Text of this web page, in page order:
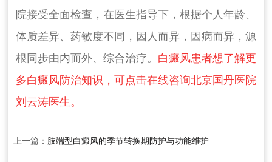
院接受全面检查，在医生指导下，根据个人年龄、
体质差异、药敏度不同，因人而异，因病而异，源
根同步由内而外、综合治疗。 白癜风患者想了解更
多白癜风防治知识，可点击在线咨询北京国丹医院
刘云涛医生。
上一篇： 肢端型白癜风的季节转换期防护与功能维护